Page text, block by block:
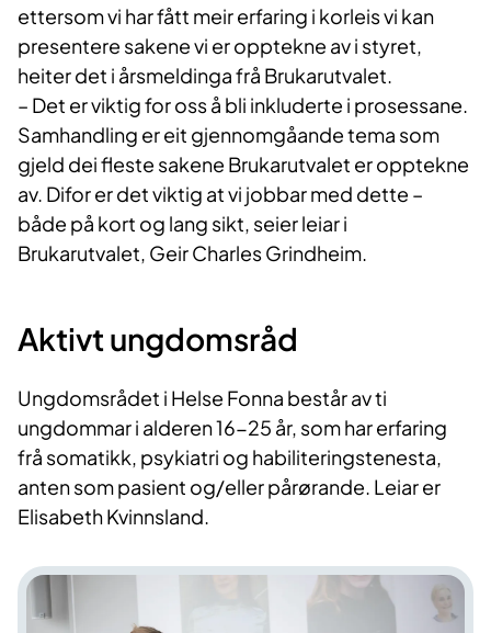
ettersom vi har fått meir erfaring i korleis vi kan
presentere sakene vi er opptekne av i styret,
heiter det i årsmeldinga frå Brukarutvalet.
– Det er viktig for oss å bli inkluderte i prosessane.
Samhandling er eit gjennomgåande tema som
gjeld dei fleste sakene Brukarutvalet er opptekne
av. Difor er det viktig at vi jobbar med dette –
både på kort og lang sikt, seier leiar i
Brukarutvalet, Geir Charles Grindheim.
Aktivt ungdomsråd
Ungdomsrådet i Helse Fonna består av ti
ungdommar i alderen 16-25 år, som har erfaring
frå somatikk, psykiatri og habiliteringstenesta,
anten som pasient og/eller pårørande. Leiar er
Elisabeth Kvinnsland.